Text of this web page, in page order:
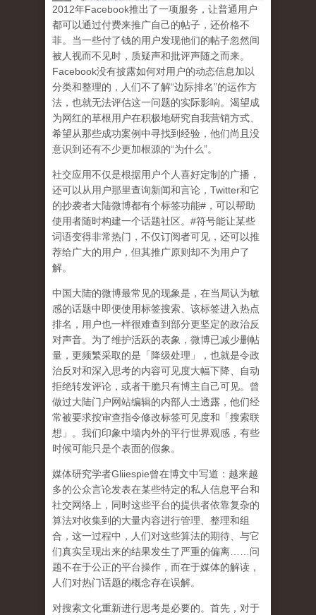
2012年Facebook推出了一项服务，让普通用户
都可以通过付费来推广自己的帖子，还价格不
菲。当一些付了钱的用户发现他们的帖子忽然间
被人视而不见时，质疑声和批评声随之而来。
Facebook没有披露如何对用户的动态信息加以
分类和整理的，人们不了解“边际排名”的运作方
法，也就无法评估这一问题的实际影响。渴望成
为网红的草根用户在积极地研究自我营销方式、
希望从那些成功案例中寻找到经验，他们尚且没
意识到 还有不少更加根源的“为什么”。
社交应用不仅是根据用户个人喜好定制的广播，
还可以从用户那里查询新闻和言论， Twitter和它
的抄袭者大陆微博都有个标签功能# ，可以帮助
使用者随时构建一个话题社区。 #符号能让某些
词语变得非常热门，不仅订阅者可见，还可以推
荐给广大的用户，但其推广原则却不为用户了
解。
中国大陆的微博最常见的现象是，在当局认为敏
感的话题中即便使用标签搜索、该标签进入热点
排名，用户也一样很难查到部分更坚定的政治反
对声音。为了维护活跃的表象，微博已减少删帖
量，更频繁采取的是「降级处理」，也就是令政
治反对和深入思考的内容可见度大幅下降、自动
拒绝转发评论，或者干脆只有博主自己可见。曾
做过大陆门户网站编辑的内部人士透露，他们经
常被要求按审查指令修改标签可见度和「搜索联
想」。 我们印象中墙内外的平行世界观感，有些
时候可能只是个表面的假象。
媒体研究学者Gliiespie曾在博文中写道：越来越
多的公众言论发表在某些特定的私人信息平台和
社交网络上，同时这些平台的提供者依靠复杂的
算法对收集到的大量内容进行管理、整理和组
合，这一过程中，人们对这些算法的期待、与它
们真实呈现出来的结果发生了严重的偏离
问
题不在于公正的平台操作，而在于媒体的解读，
人们对热门话题的概念存在误解。
对搜索文化重新进行思考是必要的。首先，对于